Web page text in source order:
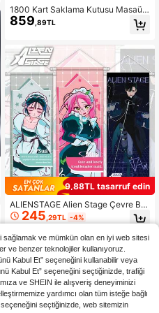
1800 Kart Saklama Kutusu Masaüst
ü Kart Oyunu Kartları Koleksiyon Ku
tusu Magic: The Gathering, TCG Gi
859 ,89TL
9,88TL tasarruf edin
ALIENSTAGE Alien Stage Çevre Biri
mleri Asma Tablo İpek Kumaş Poste
r, Anime Mizisuatillivanluka Stitch O
yuncakları, Seyahat Oyuncakları, Sı
nıf Stres Giderici Oyuncaklar, Mini
Ürünler, Banyo Oyuncakları, Noel Kı
rtasiye Malzemeleri, Stres Topu - D
oğum Günü Hediyesi, Noel Hediyes
i, Cadılar Bayramı Hediyesi, Mükem
mel Hediye, Hediye
245 ,29TL -4%
ve mümkün olan en iyi web sitesi
ve benzer teknolojiler kullanıyoruz.
Kabul Et” seçeneğini kullanabilir veya
Kabul Et” seçeneğini seçtiğinizde, trafiği
ve SHEIN ile alışveriş deneyiminizi
yardımcı olan tüm isteğe bağlı
seçtiğinizde, web sitemizin